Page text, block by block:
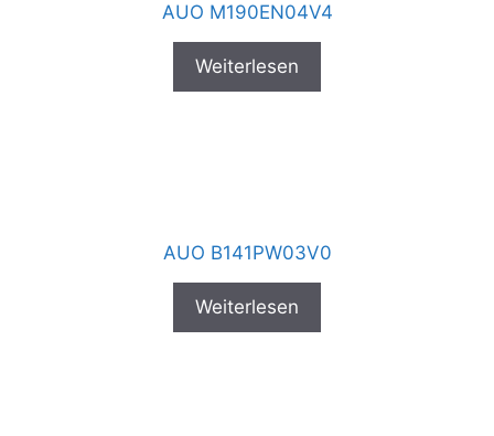
AUO M190EN04V4
Weiterlesen
AUO B141PW03V0
Weiterlesen